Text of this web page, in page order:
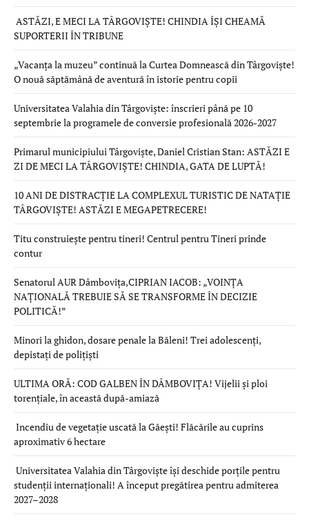
ASTĂZI, E MECI LA TÂRGOVIȘTE! CHINDIA ÎȘI CHEAMĂ
SUPORTERII ÎN TRIBUNE
„Vacanța la muzeu” continuă la Curtea Domnească din Târgoviște!
O nouă săptămână de aventură în istorie pentru copii
Universitatea Valahia din Târgoviște: înscrieri până pe 10
septembrie la programele de conversie profesională 2026-2027
Primarul municipiului Târgoviște, Daniel Cristian Stan: ASTĂZI E
ZI DE MECI LA TÂRGOVIȘTE! CHINDIA, GATA DE LUPTĂ!
10 ANI DE DISTRACȚIE LA COMPLEXUL TURISTIC DE NATAȚIE
TÂRGOVIȘTE! ASTĂZI E MEGAPETRECERE!
Titu construiește pentru tineri! Centrul pentru Tineri prinde
contur
Senatorul AUR Dâmbovița,CIPRIAN IACOB: „VOINȚA
NAȚIONALĂ TREBUIE SĂ SE TRANSFORME ÎN DECIZIE
POLITICĂ!”
Minori la ghidon, dosare penale la Băleni! Trei adolescenți,
depistați de polițiști
ULTIMA ORĂ: COD GALBEN ÎN DÂMBOVIȚA! Vijelii și ploi
torențiale, în această după-amiază
Incendiu de vegetație uscată la Găești! Flăcările au cuprins
aproximativ 6 hectare
Universitatea Valahia din Târgoviște își deschide porțile pentru
studenții internaționali! A început pregătirea pentru admiterea
2027–2028